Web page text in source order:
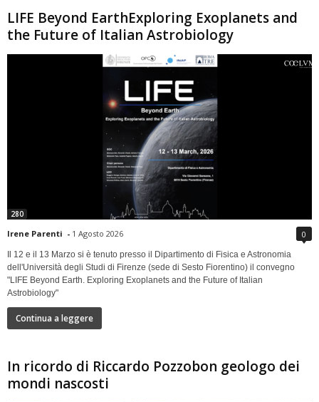
LIFE Beyond EarthExploring Exoplanets and
the Future of Italian Astrobiology
280
Irene Parenti - 1 Agosto 2026 0
Il 12 e il 13 Marzo si è tenuto presso il Dipartimento di Fisica e Astronomia
dell'Università degli Studi di Firenze (sede di Sesto Fiorentino) il convegno
"LIFE Beyond Earth. Exploring Exoplanets and the Future of Italian
Astrobiology"
Continua a leggere
In ricordo di Riccardo Pozzobon geologo dei
mondi nascosti